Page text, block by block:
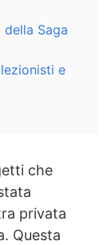
Saga
e
che
privata
Questa